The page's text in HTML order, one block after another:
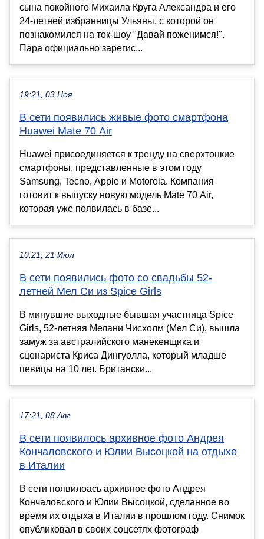
сына покойного Михаила Круга Александра и его
24-летней избранницы Ульяны, с которой он
познакомился на ток-шоу "Давай поженимся!".
Пара официально зарегис...
19:21, 03 Ноя
В сети появились живые фото смартфона
Huawei Mate 70 Air
Huawei присоединяется к тренду на сверхтонкие
смартфоны, представленные в этом году
Samsung, Tecno, Apple и Motorola. Компания
готовит к выпуску новую модель Mate 70 Air,
которая уже появилась в базе...
10:21, 21 Июл
В сети появились фото со свадьбы 52-
летней Мел Си из Spice Girls
В минувшие выходные бывшая участница Spice
Girls, 52-летняя Мелани Чисхолм (Мел Си), вышла
замуж за австралийского манекенщика и
сценариста Криса Дингуолла, который младше
певицы на 10 лет. Британски...
17:21, 08 Авг
В сети появилось архивное фото Андрея
Кончаловского и Юлии Высоцкой на отдыхе
в Италии
В сети появилоась архивное фото Андрея
Кончаловского и Юлии Высоцкой, сделанное во
время их отдыха в Италии в прошлом году. Снимок
опубликовал в своих соцсетях фотограф